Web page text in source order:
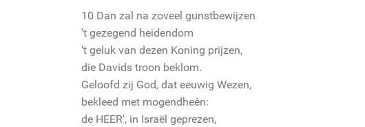
10 Dan zal na zoveel gunstbewijzen
't gezegend heidendom
't geluk van dezen Koning prijzen,
die Davids troon beklom.
Geloofd zij God, dat eeuwig Wezen,
bekleed met mogendheên:
de HEER', in Israël geprezen,